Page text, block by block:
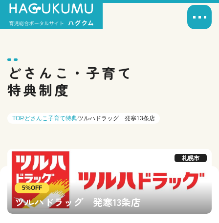
どさんこ・子育て
特典制度
TOPどさんこ子育て特典ツルハドラッグ 発寒13条店
札幌市
5%OFF
ツルハドラッグ 発寒13条店